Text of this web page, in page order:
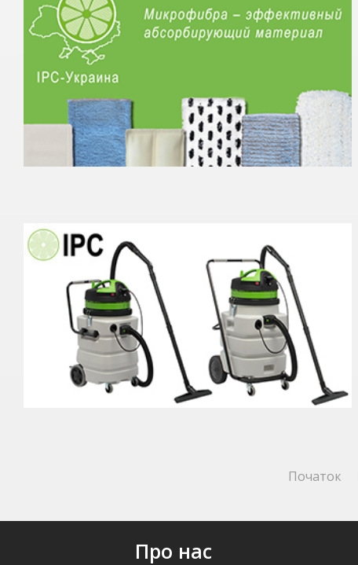
Початок
Про нас